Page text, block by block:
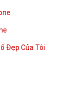
Đẹp Của Tôi